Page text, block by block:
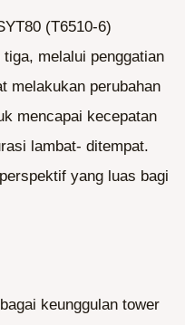
(T6510-6)
melalui penggatian
melakukan perubahan
mencapai kecepatan
lambat- ditempat.
yang luas bagi
keunggulan tower